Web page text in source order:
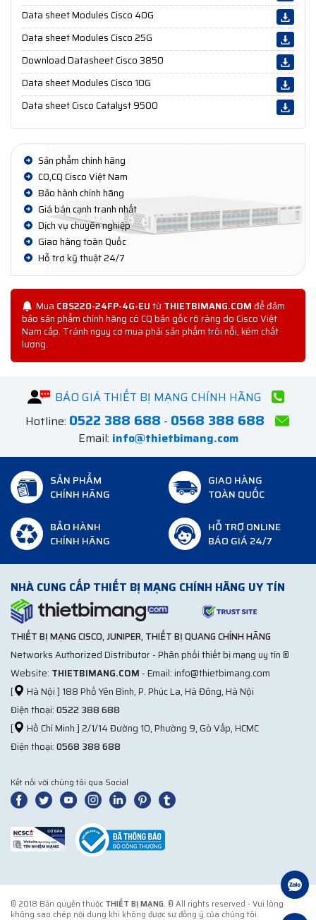
Data sheet Modules Cisco 40G
Data sheet Modules Cisco 25G
Download Datasheet Cisco 3850
Data sheet Modules Cisco 10G
Data sheet Cisco Catalyst 9500
Sản phẩm chính hãng
CO,CQ Cisco Việt Nam
Bảo hành chính hãng
Giá bán cạnh tranh nhất
Dịch vụ chuyên nghiệp
Giao hàng toàn Quốc
Hỗ trợ kỹ thuật 24/7
Mua CBS220-24FP-4G-EUtừTHIETBIMANG.COMđể đảm
bảo sản phẩm chính hãng có CQ bản gốc rõ ràng do Cisco Việt
Nam cấp. Tránh nguy cơ mua phải sản phẩm trôi nổi, kém chất
lượng.
BÁO GIÁ THIẾT BỊ MẠNG CHÍNH HÃNG
Hotline: 0522 388 688 - 0568 388 688
Email: info@thietbimang.com
SẢN PHẨM
CHÍNH HÃNG
GIAO HÀNG
TOÀN QUỐC
BẢO HÀNH
CHÍNH HÃNG
HỖ TRỢ ONLINE
BÁO GIÁ 24/7
NHÀ CUNG CẤP THIẾT BỊ MẠNG CHÍNH HÃNG UY TÍN
THIẾT BỊ MẠNG CISCO, JUNIPER, THIẾT BỊ QUANG CHÍNH HÃNG
Networks Authorized Distributor - Phân phối thiết bị mạng uy tín ®
Website: THIETBIMANG.COM - Email: info@thietbimang.com
[
Hà Nội ] 188 Phố Yên Bình, P. Phúc La, Hà Đông, Hà Nội
Điện thoại:0522 388 688
[
Hồ Chí Minh ] 2/1/14 Đường 10, Phường 9, Gò Vấp, HCMC
Điện thoại:0568 388 688
Kết nối với chúng tôi qua Social
© 2018 Bản quyền thuộc THIẾT BỊ MẠNG. ® All rights reserved - Vui lòng
không sao chép nội dung khi không được sự đồng ý của chúng tôi.